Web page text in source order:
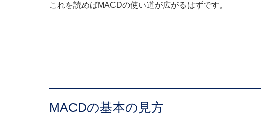
これを読めばMACDの使い道が広がるはずです。
MACDの基本の見方